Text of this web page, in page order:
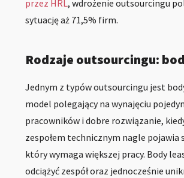
przez HRL, wdrożenie outsourcingu
sytuację aż 71,5% firm.
Rodzaje outsourcingu:
Jednym z typów outsourcingu jest
model polegający na wynajęciu
pracowników i dobre rozwiązanie,
zespołem technicznym nagle pojawia
który wymaga większej pracy. Body
odciążyć zespół oraz jednocześnie